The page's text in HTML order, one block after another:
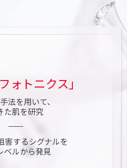
ォトニクス」
法を用いて​、
た肌を研究
害するシグナルを
ベルから発見